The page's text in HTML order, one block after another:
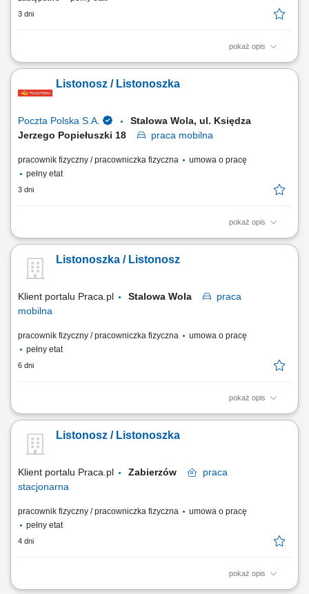
3 dni
pokaż opis
Rodzaj zatrudnienia: umowa o pracę, cały etat, praca od poniedziałku
doręczenia, doręczanie listów, paczek i przekazów pieniężnych,
bezpośrednia obsługa klientów, w tym sprzedaż produktów i usług,
Listonosz / Listonoszka
Poczta Polska S.A.
Stalowa Wola, ul. Księdza
Jerzego Popiełuszki 18
praca mobilna
pracownik fizyczny / pracowniczka fizyczna
umowa o pracę
pełny etat
3 dni
pokaż opis
Rodzaj zatrudnienia: umowa o pracę, cały etat, praca od poniedziałku
doręczenia, doręczanie listów, paczek i przekazów pieniężnych,
bezpośrednia obsługa klientów, w tym sprzedaż produktów i usług,
Listonoszka / Listonosz
Klient portalu Praca.pl Stalowa Wola
praca
mobilna
pracownik fizyczny / pracowniczka fizyczna
umowa o pracę
pełny etat
6 dni
pokaż opis
Przygotowywanie korespondencji do doręczenia; Dostarczanie listów,
sprzedaż produktów i usług; Prowadzenie dokumentacji związanej z
wykonywanymi zadaniami przy użyciu tabletu;
Listonosz / Listonoszka
Klient portalu Praca.pl Zabierzów
praca
stacjonarna
pracownik fizyczny / pracowniczka fizyczna
umowa o pracę
pełny etat
4 dni
pokaż opis
Przygotowywanie i doręczanie korespondencji, paczek i przekazów